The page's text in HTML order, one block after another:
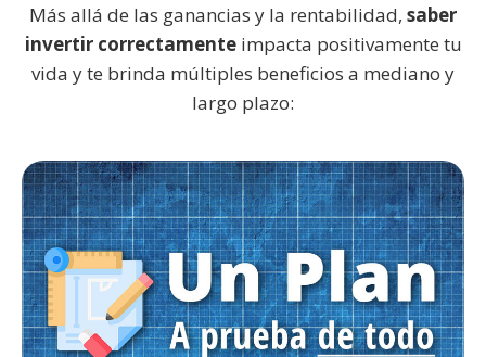
Más allá de las ganancias y la rentabilidad, saber
invertir correctamenteimpacta positivamente tu
vida y te brinda múltiples beneficios a mediano y
largo plazo: